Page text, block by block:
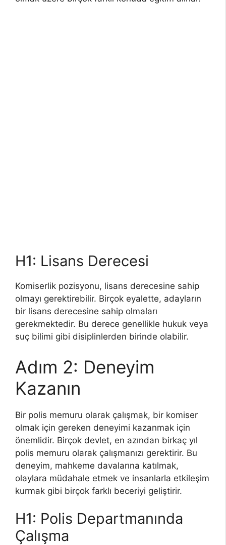
H1: Lisans Derecesi
Komiserlik pozisyonu, lisans derecesine sahip
olmayı gerektirebilir. Birçok eyalette, adayların
bir lisans derecesine sahip olmaları
gerekmektedir. Bu derece genellikle hukuk veya
suç bilimi gibi disiplinlerden birinde olabilir.
Adım 2: Deneyim
Kazanın
Bir polis memuru olarak çalışmak, bir komiser
olmak için gereken deneyimi kazanmak için
önemlidir. Birçok devlet, en azından birkaç yıl
polis memuru olarak çalışmanızı gerektirir. Bu
deneyim, mahkeme davalarına katılmak,
olaylara müdahale etmek ve insanlarla etkileşim
kurmak gibi birçok farklı beceriyi geliştirir.
H1: Polis Departmanında
Çalışma